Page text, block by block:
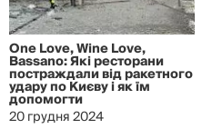
One Love, Wine Love,
Bassano: Які ресторани
постраждали від ракетного
удару по Києву і як їм
допомогти
20 грудня 2024